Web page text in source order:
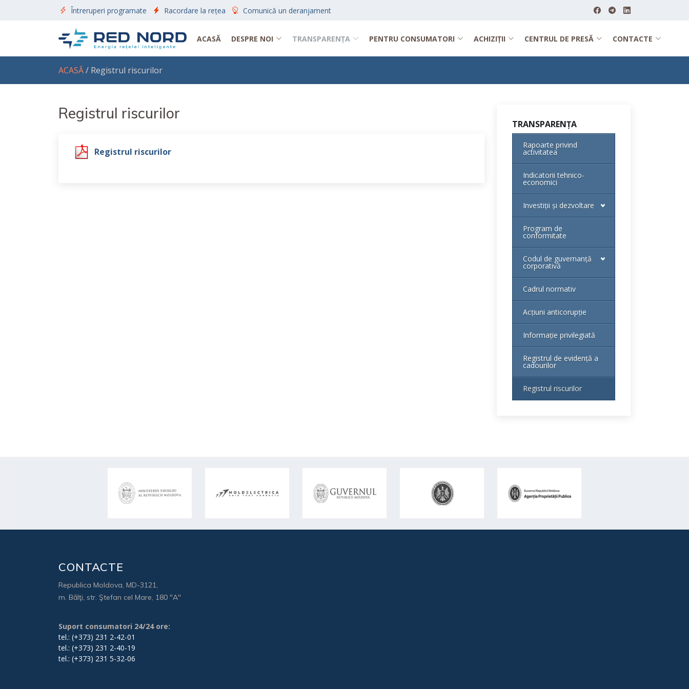
Întreruperi programate Racordare la rețea Comunică un deranjament
ACASĂ DESPRE NOI TRANSPARENȚA PENTRU CONSUMATORI ACHIZIȚII CENTRUL DE PRESĂ CONTACTE
ACASĂ/ Registrul riscurilor
Registrul riscurilor
Registrul riscurilor
TRANSPARENȚA
Rapoarte privind
activitatea
Indicatorii tehnico-
economici
Investiții și dezvoltare
Program de
conformitate
Codul de guvernanță
corporativă
Cadrul normativ
Acțiuni anticorupție
Informație privilegiată
Registrul de evidență a
cadourilor
Registrul riscurilor
CONTACTE
Republica Moldova, MD-3121,
m. Bălţi, str. Ştefan cel Mare, 180 "A"
Suport consumatori 24/24 ore:
tel.: (+373) 231 2-42-01
tel.: (+373) 231 2-40-19
tel.: (+373) 231 5-32-06